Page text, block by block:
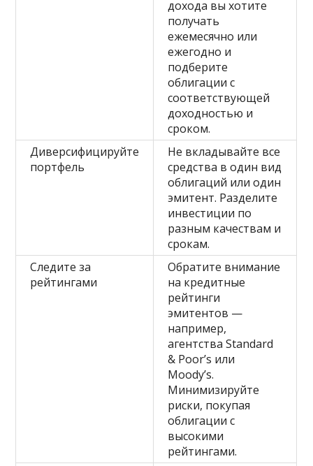
дохода вы хотите
получать
ежемесячно или
ежегодно и
подберите
облигации с
соответствующей
доходностью и
сроком.
Диверсифицируйте
портфель
Не вкладывайте все
средства в один вид
облигаций или один
эмитент. Разделите
инвестиции по
разным качествам и
срокам.
Следите за
рейтингами
Обратите внимание
на кредитные
рейтинги
эмитентов —
например,
агентства Standard
& Poor’s или
Moody’s.
Минимизируйте
риски, покупая
облигации с
высокими
рейтингами.